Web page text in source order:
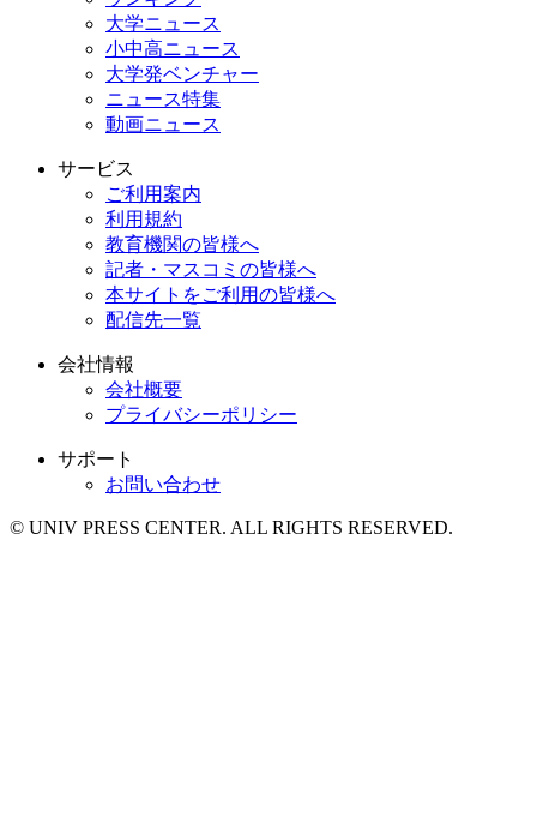
大学ニュース
小中高ニュース
大学発ベンチャー
ニュース特集
動画ニュース
サービス
ご利用案内
利用規約
教育機関の皆様へ
記者・マスコミの皆様へ
本サイトをご利用の皆様へ
配信先一覧
会社情報
会社概要
プライバシーポリシー
サポート
お問い合わせ
© UNIV PRESS CENTER. ALL RIGHTS RESERVED.